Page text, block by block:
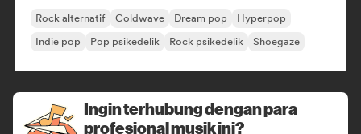
Rock alternatif Coldwave Dream pop
Hyperpop
Indie pop
Pop psikedelik Rock psikedelik Shoegaze
Ingin terhubung dengan para
profesional musik ini?